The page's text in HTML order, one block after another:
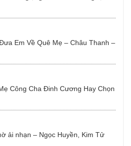
Em Về Quê Mẹ – Châu Thanh –
Công Cha Đinh Cương Hay Chọn
ải nhạn – Ngọc Huyền, Kim Tử